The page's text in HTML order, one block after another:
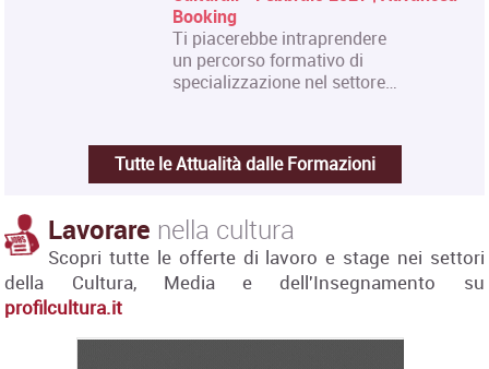
Booking
Ti piacerebbe intraprendere
un percorso formativo di
specializzazione nel settore…
Tutte le Attualità dalle Formazioni
Lavorare nella cultura
Scopri tutte le offerte di lavoro e stage nei settori
della Cultura, Media e dell'Insegnamento su
profilcultura.it